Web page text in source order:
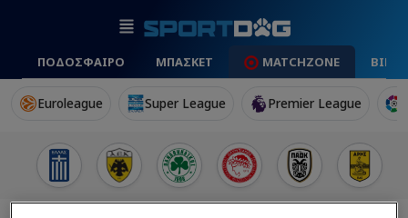
ΠΟΔΟΣΦΑΙΡΟ ΜΠΑΣΚΕΤ MATCHZONE
Euroleague Super League Premier League